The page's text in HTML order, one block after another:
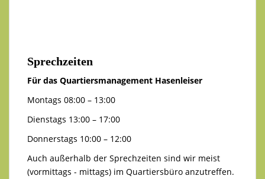
Sprechzeiten
Für das Quartiersmanagement Hasenleiser
Montags 08:00 – 13:00
Dienstags 13:00 – 17:00
Donnerstags 10:00 – 12:00
Auch außerhalb der Sprechzeiten sind wir meist
(vormittags - mittags) im Quartiersbüro anzutreffen.